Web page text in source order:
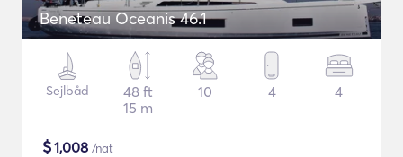
Beneteau Oceanis 46.1
Sejlbåd
48 ft
15 m
10 4 4
$1,008 /nat